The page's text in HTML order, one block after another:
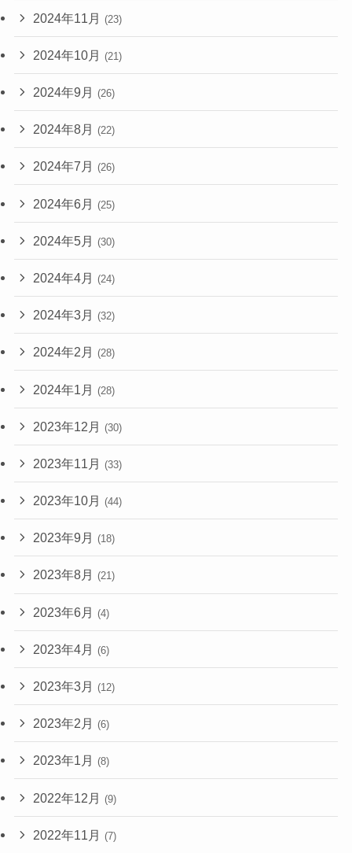
2024年11月 (23)
2024年10月 (21)
2024年9月 (26)
2024年8月 (22)
2024年7月 (26)
2024年6月 (25)
2024年5月 (30)
2024年4月 (24)
2024年3月 (32)
2024年2月 (28)
2024年1月 (28)
2023年12月 (30)
2023年11月 (33)
2023年10月 (44)
2023年9月 (18)
2023年8月 (21)
2023年6月 (4)
2023年4月 (6)
2023年3月 (12)
2023年2月 (6)
2023年1月 (8)
2022年12月 (9)
2022年11月 (7)